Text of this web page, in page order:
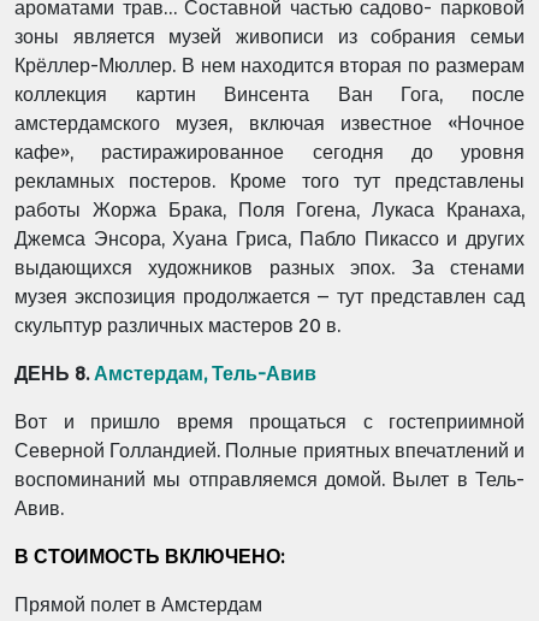
ароматами трав… Составной частью садово- парковой
зоны является музей живописи из собрания семьи
Крёллер-Мюллер. В нем находится вторая по размерам
коллекция картин Винсента Ван Гога, после
амстердамского музея, включая известное «Ночное
кафе», растиражированное сегодня до уровня
рекламных постеров. Кроме того тут представлены
работы Жоржа Брака, Поля Гогена, Лукаса Кранаха,
Джемса Энсора, Хуана Гриса, Пабло Пикассо и других
выдающихся художников разных эпох. За стенами
музея экспозиция продолжается – тут представлен сад
скульптур различных мастеров 20 в.
ДЕНЬ 8.Амстердам, Тель-Авив
Вот и пришло время прощаться с гостеприимной
Северной Голландией. Полные приятных впечатлений и
воспоминаний мы отправляемся домой. Вылет в Тель-
Авив.
В СТОИМОСТЬ ВКЛЮЧЕНО:
Прямой полет в Амстердам